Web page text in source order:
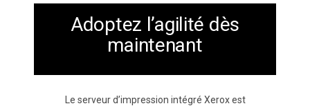
Adoptez l’agilité dès
maintenant
Le serveur d’impression intégré Xerox est